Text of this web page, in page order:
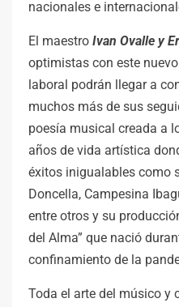
nacionales e
El maestro Ivan Ovalle y
optimistas con este
laboral podrán llegar a
muchos más de sus
poesía musical creada a
años de vida artística
éxitos inigualables como
Doncella, Campesina
entre otros y su
del Alma” que nació
confinamiento de la
Toda el arte del músico y